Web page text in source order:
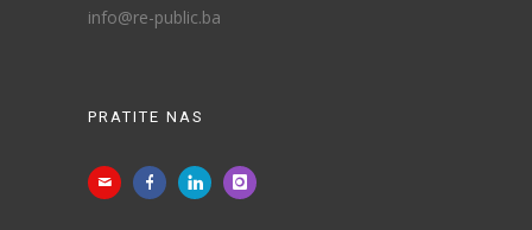
info@re-public.ba
PRATITE NAS